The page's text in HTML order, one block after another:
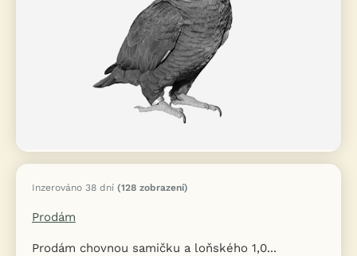
Inzerováno 38 dní (128 zobrazení)
Prodám
Prodám chovnou samičku a loňského 1,0...